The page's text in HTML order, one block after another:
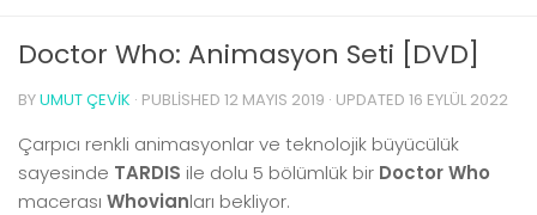
Doctor Who: Animasyon Seti [DVD]
BYUMUT ÇEVIK · PUBLISHED 12 MAYIS 2019 · UPDATED 16 EYLÜL 2022
Çarpıcı renkli animasyonlar ve teknolojik büyücülük
sayesinde TARDIS ile dolu 5 bölümlük bir Doctor Who
macerası Whovianları bekliyor.